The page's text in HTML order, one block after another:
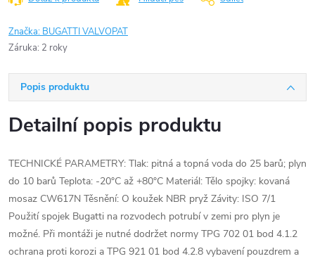
Značka: BUGATTI VALVOPAT
Záruka: 2 roky
Popis produktu
Detailní popis produktu
TECHNICKÉ PARAMETRY: Tlak: pitná a topná voda do 25 barů; plyn
do 10 barů Teplota: -20°C až +80°C Materiál: Tělo spojky: kovaná
mosaz CW617N Těsnění: O koužek NBR pryž Závity: ISO 7/1
Použití spojek Bugatti na rozvodech potrubí v zemi pro plyn je
možné. Při montáži je nutné dodržet normy TPG 702 01 bod 4.1.2
ochrana proti korozi a TPG 921 01 bod 4.2.8 vybavení pouzdrem a